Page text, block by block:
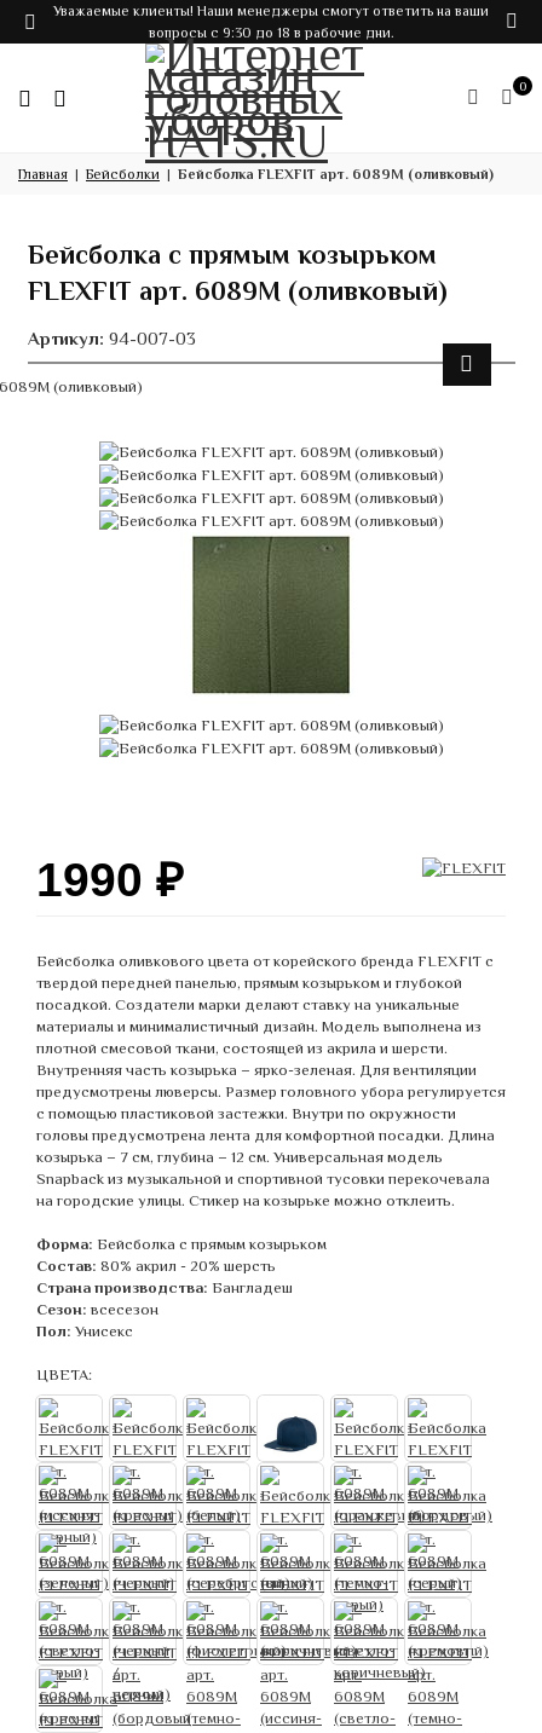
Уважаемые клиенты! Наши менеджеры смогут ответить на ваши
вопросы с 9:30 до 18 в рабочие дни.
0
Главная Бейсболки Бейсболка FLEXFIT арт. 6089M (оливковый)
Бейсболка с прямым козырьком
FLEXFIT арт. 6089M (оливковый)
Артикул: 94-007-03
1990 ₽
Бейсболка оливкового цвета от корейского бренда FLEXFIT с
твердой передней панелью, прямым козырьком и глубокой
посадкой. Создатели марки делают ставку на уникальные
материалы и минималистичный дизайн. Модель выполнена из
плотной смесовой ткани, состоящей из акрила и шерсти.
Внутренняя часть козырька – ярко-зеленая. Для вентиляции
предусмотрены люверсы. Размер головного убора регулируется
с помощью пластиковой застежки. Внутри по окружности
головы предусмотрена лента для комфортной посадки. Длина
козырька – 7 см, глубина – 12 см. Универсальная модель
Snapback из музыкальной и спортивной тусовки перекочевала
на городские улицы. Стикер на козырьке можно отклеить.
Форма: Бейсболка с прямым козырьком
Состав: 80% акрил - 20% шерсть
Страна производства: Бангладеш
Сезон: всесезон
Пол: Унисекс
ЦВЕТА: